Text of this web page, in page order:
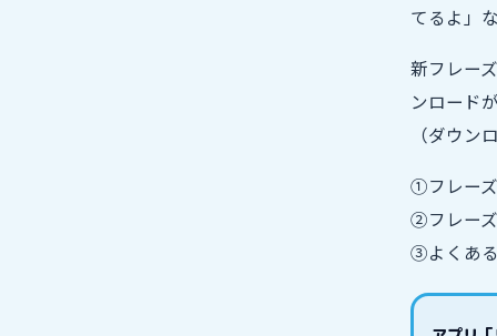
てるよ」
新フレー
ンロード
（ダウ
①フレー
②フレー
③よくあ